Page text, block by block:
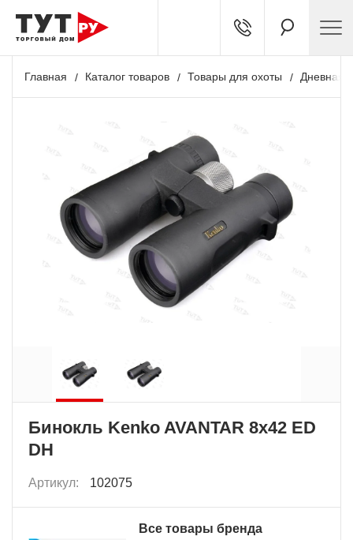
Главная Каталог товаров Товары для охоты Дневная
Бинокль Kenko AVANTAR 8х42 ED
DH
Артикул: 102075
Все товары бренда